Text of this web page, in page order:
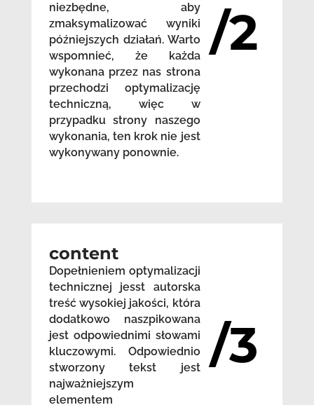
niezbędne, aby
zmaksymalizować wyniki
późniejszych działań. Warto
wspomnieć, że każda
wykonana przez nas strona
przechodzi optymalizację
techniczną, więc w
przypadku strony naszego
wykonania, ten krok nie jest
wykonywany ponownie.
/2
content
Dopełnieniem optymalizacji
technicznej jesst autorska
treść wysokiej jakości, która
dodatkowo naszpikowana
jest odpowiednimi słowami
kluczowymi. Odpowiednio
stworzony tekst jest
najważniejszym
elementem
/3